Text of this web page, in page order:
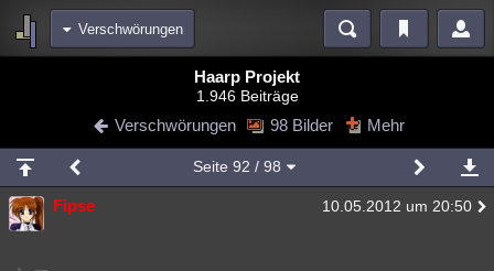
Verschwörungen
Blogs Videos
Chat Wiki Neuigkeiten
meine Rubriken
Menschen Mystery Kriminalfälle
Haarp Projekt
1.946 Beiträge
Verschwörungen 98 Bilder Mehr
Seite 92 / 98
Fipse 10.05.2012 um 20:50